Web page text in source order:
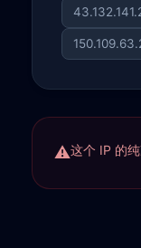
这个 IP 的